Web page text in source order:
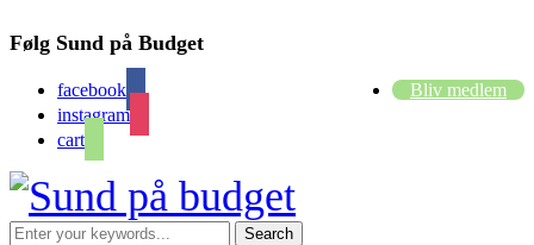
Følg Sund på Budget
facebook
instagram
cart
Bliv medlem